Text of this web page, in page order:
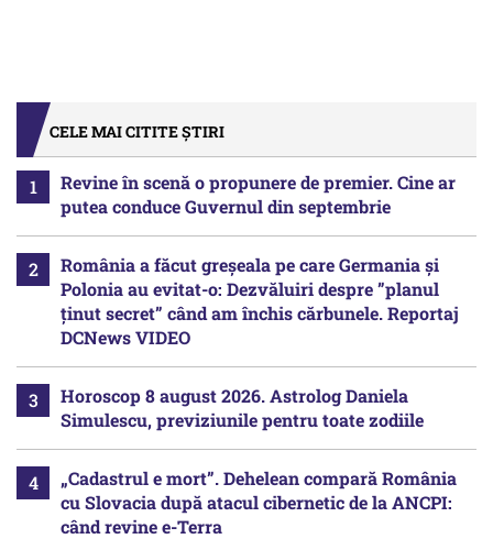
CELE MAI CITITE ȘTIRI
Revine în scenă o propunere de premier. Cine ar
putea conduce Guvernul din septembrie
România a făcut greșeala pe care Germania și
Polonia au evitat-o: Dezvăluiri despre ”planul
ținut secret” când am închis cărbunele. Reportaj
DCNews VIDEO
Horoscop 8 august 2026. Astrolog Daniela
Simulescu, previziunile pentru toate zodiile
„Cadastrul e mort”. Dehelean compară România
cu Slovacia după atacul cibernetic de la ANCPI:
când revine e-Terra